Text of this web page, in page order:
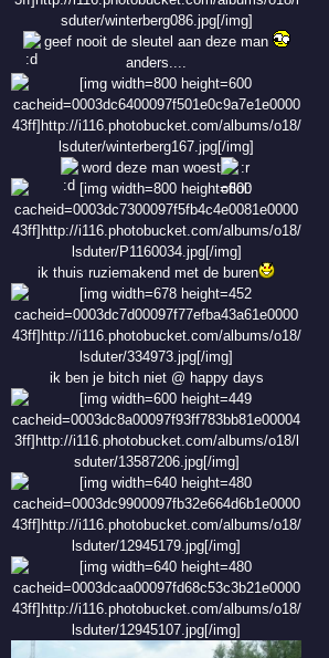
geef nooit de sleutel aan deze man
anders....
word deze man woest
ik thuis ruziemakend met de buren
ik ben je bitch niet @ happy days